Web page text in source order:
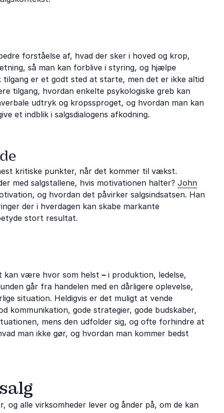
forståelse af, hvad der sker i hoved og krop,
så man kan forblive i styring, og hjælpe
tilgang er et godt sted at starte, men det er ikke altid
tilgang, hvordan enkelte psykologiske greb kan
udtryk og kropssproget, og hvordan man kan
et indblik i salgsdialogens afkodning.
kritiske punkter, når det kommer til vækst.
med salgstallene, hvis motivationen halter? John
og hvordan det påvirker salgsindsatsen. Han
der i hverdagen kan skabe markante
stort resultat.
kan være hvor som helst – i produktion, ledelse,
går fra handelen med en dårligere oplevelse,
situation. Heldigvis er det muligt at vende
kommunikation, gode strategier, gode budskaber,
mens den udfolder sig, og ofte forhindre at
man ikke gør, og hvordan man kommer bedst
og alle virksomheder lever og ånder på, om de kan